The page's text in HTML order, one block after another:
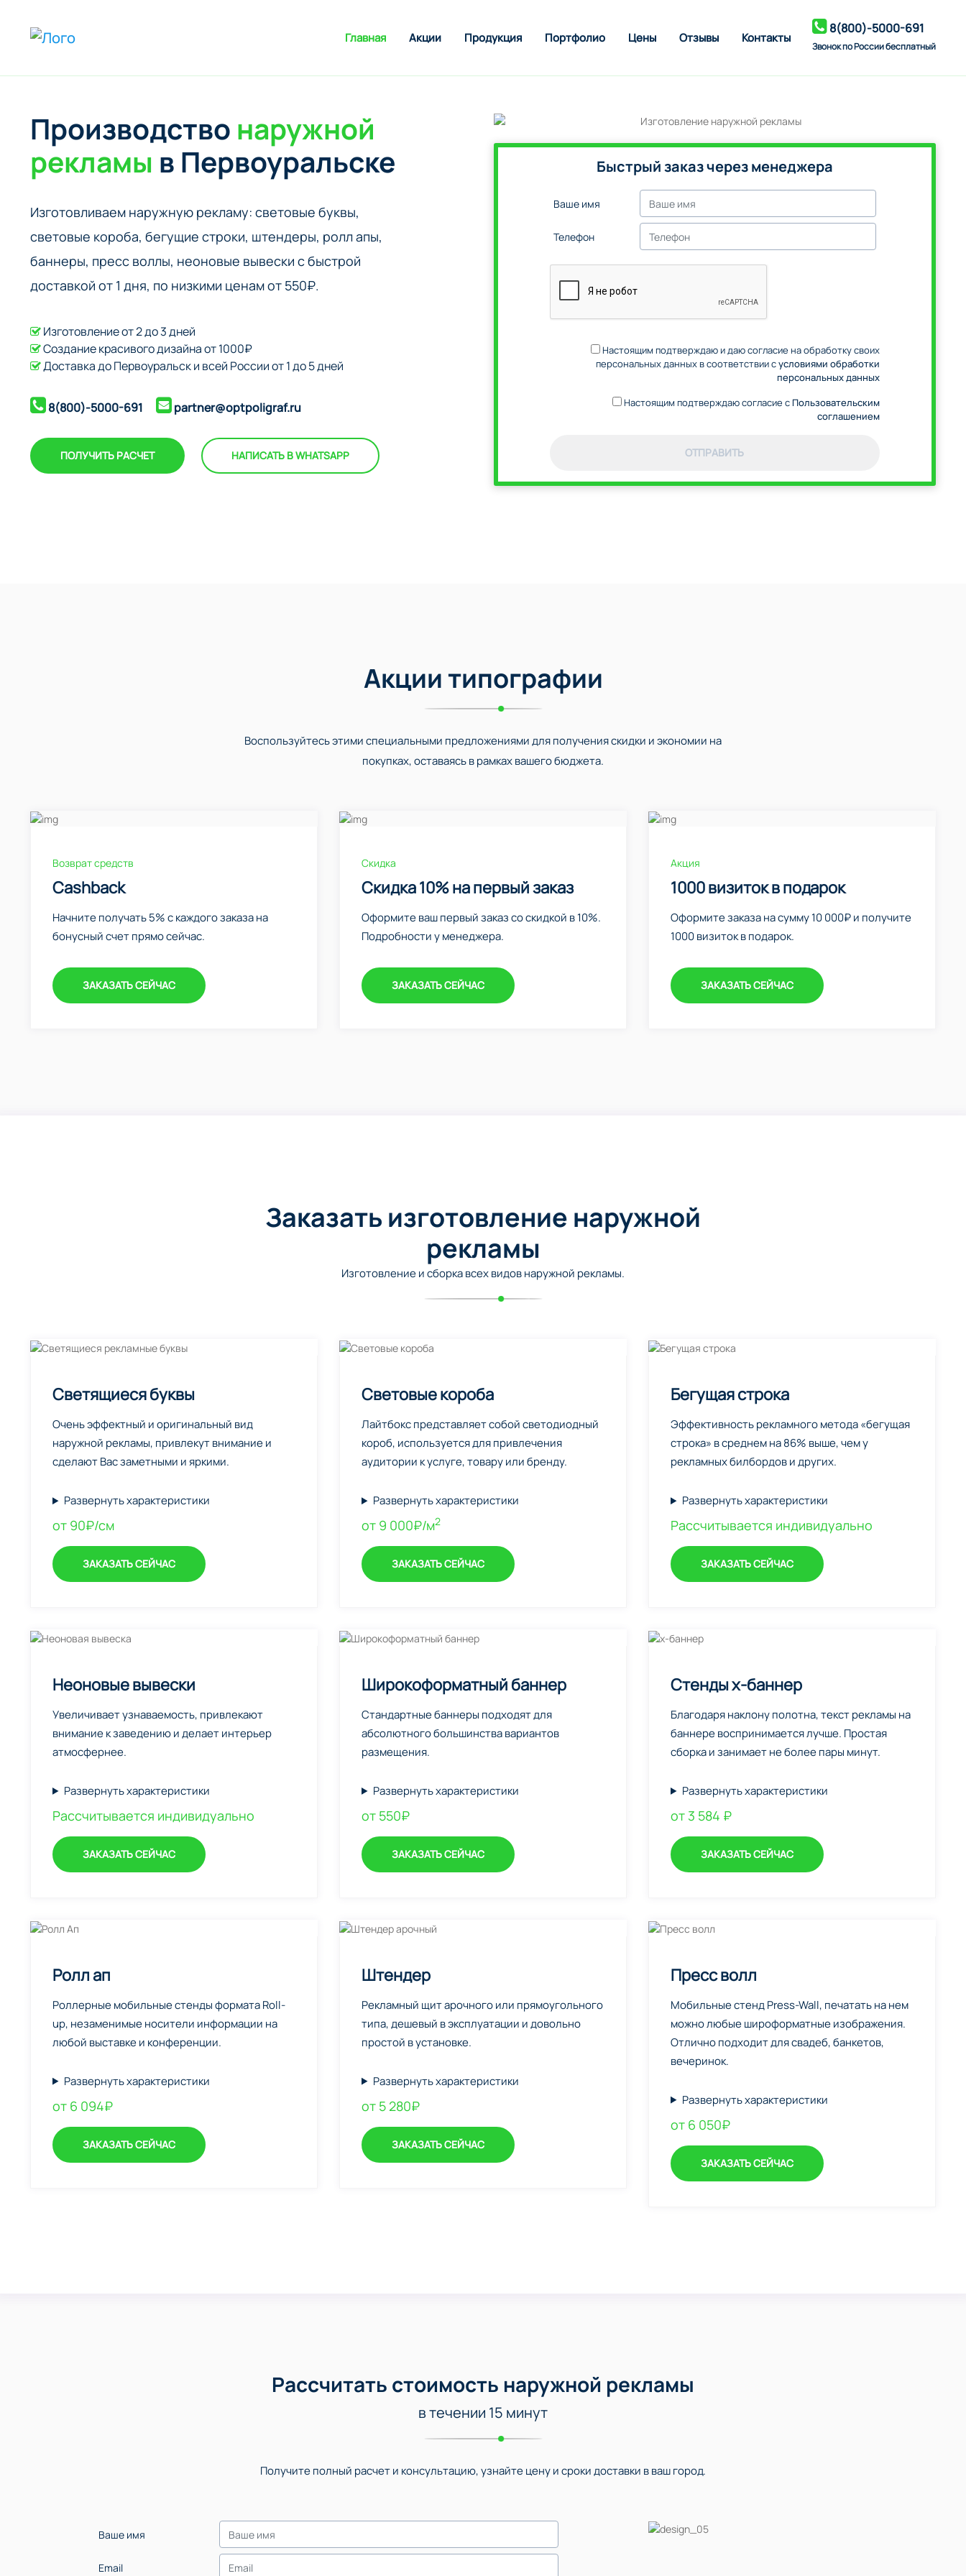
Главная Акции Продукция Портфолио Цены Отзывы Контакты
8(800)-5000-691
Звонок по России бесплатный
Быстрый заказ через менеджера
Ваше имя
Телефон
Настоящим подтверждаю и даю согласие на обработку своих
персональных данных в соответствии сусловиями обработки
персональных данных
Настоящим подтверждаю согласие сПользовательским
соглашением
ОТПРАВИТЬ
Производство наружной
рекламы в Первоуральске
Изготовливаем наружную рекламу: cветовые буквы,
cветовые короба, бегущие строки, штендеры, ролл апы,
баннеры, пресс воллы, неоновые вывески с быстрой
доставкой от 1 дня, по низкими ценам от 550₽.
Изготовление от 2 до 3 дней
Создание красивого дизайна от 1000₽
Доставка до Первоуральск и всей России от 1 до 5 дней
8(800)-5000-691 partner@optpoligraf.ru
ПОЛУЧИТЬ РАСЧЕТ НАПИСАТЬ В WHATSAPP
Акции типографии
Воспользуйтесь этими специальными предложениями для получения скидки и экономии на
покупках, оставаясь в рамках вашего бюджета.
Возврат средств
Cashback
Начните получать 5% с каждого заказа на
бонусный счет прямо сейчас.
ЗАКАЗАТЬ СЕЙЧАС
Скидка
Скидка 10% на первый заказ
Оформите ваш первый заказ со скидкой в 10%.
Подробности у менеджера.
ЗАКАЗАТЬ СЕЙЧАС
Акция
1000 визиток в подарок
Оформите заказа на сумму 10 000₽ и получите
1000 визиток в подарок.
ЗАКАЗАТЬ СЕЙЧАС
Заказать изготовление наружной
рекламы
Изготовление и сборка всех видов наружной рекламы.
Светящиеся буквы
Очень эффектный и оригинальный вид
наружной рекламы, привлекут внимание и
сделают Вас заметными и яркими.
Развернуть характеристики
от 90₽/см
ЗАКАЗАТЬ СЕЙЧАС
Световые короба
Лайтбокс представляет собой светодиодный
короб, используется для привлечения
аудитории к услуге, товару или бренду.
Развернуть характеристики
от 9 000₽/м2
ЗАКАЗАТЬ СЕЙЧАС
Бегущая строка
Эффективность рекламного метода «бегущая
строка» в среднем на 86% выше, чем у
рекламных билбордов и других.
Развернуть характеристики
Рассчитывается индивидуально
ЗАКАЗАТЬ СЕЙЧАС
Неоновые вывески
Увеличивает узнаваемость, привлекают
внимание к заведению и делает интерьер
атмосфернее.
Развернуть характеристики
Рассчитывается индивидуально
ЗАКАЗАТЬ СЕЙЧАС
Широкоформатный баннер
Стандартные баннеры подходят для
абсолютного большинства вариантов
размещения.
Развернуть характеристики
от 550₽
ЗАКАЗАТЬ СЕЙЧАС
Стенды х-баннер
Благодаря наклону полотна, текст рекламы на
баннере воспринимается лучше. Простая
сборка и занимает не более пары минут.
Развернуть характеристики
от 3 584 ₽
ЗАКАЗАТЬ СЕЙЧАС
Ролл ап
Роллерные мобильные стенды формата Roll-
up, незаменимые носители информации на
любой выставке и конференции.
Развернуть характеристики
от 6 094₽
ЗАКАЗАТЬ СЕЙЧАС
Штендер
Рекламный щит арочного или прямоугольного
типа, дешевый в эксплуатации и довольно
простой в установке.
Развернуть характеристики
от 5 280₽
ЗАКАЗАТЬ СЕЙЧАС
Пресс волл
Мобильные стенд Press-Wall, печатать на нем
можно любые широформатные изображения.
Отлично подходит для свадеб, банкетов,
вечеринок.
Развернуть характеристики
от 6 050₽
ЗАКАЗАТЬ СЕЙЧАС
Рассчитать стоимость наружной рекламы
в течении 15 минут
Получите полный расчет и консультацию, узнайте цену и сроки доставки в ваш город.
Ваше имя
Email